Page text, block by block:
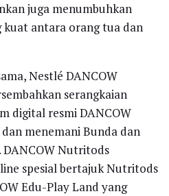
juga menumbuhkan
kuat antara orang tua dan
Nestlé DANCOW
serangkaian
digital resmi DANCOW
menemani Bunda dan
Nutritods
spesial bertajuk Nutritods
Edu-Play Land yang